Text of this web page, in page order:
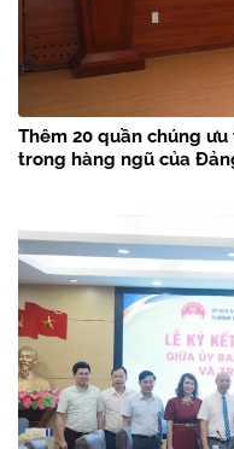
Thêm 20 quần chúng
trong hàng ngũ của